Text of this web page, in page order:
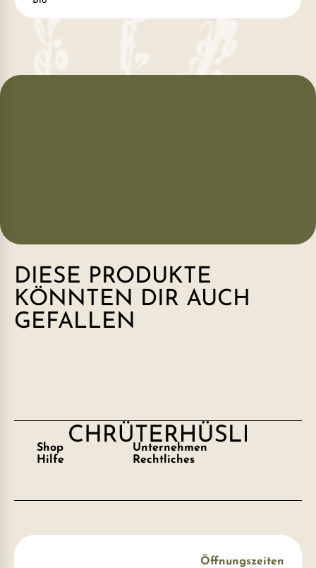
DIESE PRODUKTE
KÖNNTEN DIR AUCH
GEFALLEN
Shop
Unternehmen
Hilfe
Rechtliches
Öffnungszeiten